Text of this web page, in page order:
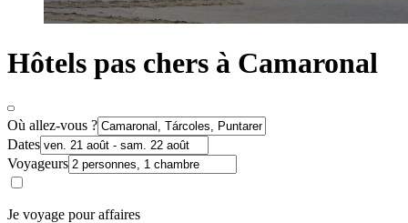
Hôtels pas chers à Camaronal
Où allez-vous ?
Dates
Voyageurs
Je voyage pour affaires